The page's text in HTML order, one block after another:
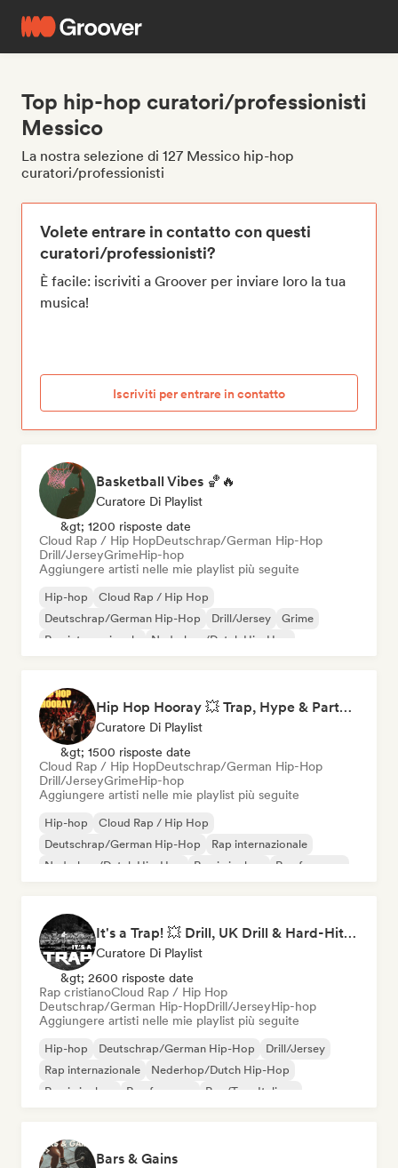
Top hip-hop curatori/professionisti
Messico
La nostra selezione di 127 Messico hip-hop
curatori/professionisti
Volete entrare in contatto con questi
curatori/professionisti?
È facile: iscriviti a Groover per inviare loro la tua
musica!
Iscriviti per entrare in contatto
Basketball Vibes 🏀🔥
Curatore Di Playlist
&gt; 1200 risposte date
Cloud Rap / Hip HopDeutschrap/German Hip-Hop
Drill/JerseyGrimeHip-hop
Aggiungere artisti nelle mie playlist più seguite
Hip-hop
Cloud Rap / Hip Hop
Deutschrap/German Hip-Hop
Drill/Jersey
Grime
Rap internazionale
Nederhop/Dutch Hip-Hop
Hip Hop Hooray 💥 Trap, Hype & Party Rap Bangers
Curatore Di Playlist
&gt; 1500 risposte date
Cloud Rap / Hip HopDeutschrap/German Hip-Hop
Drill/JerseyGrimeHip-hop
Aggiungere artisti nelle mie playlist più seguite
Hip-hop
Cloud Rap / Hip Hop
Deutschrap/German Hip-Hop
Rap internazionale
Nederhop/Dutch Hip-Hop
Rap in inglese
Rap francese
It's a Trap! 💥 Drill, UK Drill & Hard-Hitting Trap
Curatore Di Playlist
&gt; 2600 risposte date
Rap cristianoCloud Rap / Hip Hop
Deutschrap/German Hip-HopDrill/JerseyHip-hop
Aggiungere artisti nelle mie playlist più seguite
Hip-hop Deutschrap/German Hip-Hop
Drill/Jersey
Rap internazionale
Nederhop/Dutch Hip-Hop
Rap in inglese
Rap francese Rap/Trap Italiano
Bars & Gains